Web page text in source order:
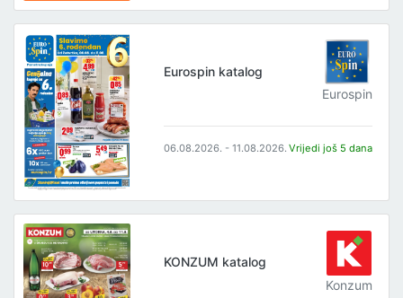
Eurospin katalog
Eurospin
06.08.2026. - 11.08.2026. Vrijedi još 5 dana
KONZUM katalog
Konzum